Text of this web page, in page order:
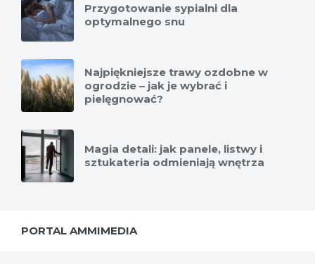
Przygotowanie sypialni dla
optymalnego snu
Najpiękniejsze trawy ozdobne w
ogrodzie – jak je wybrać i
pielęgnować?
Magia detali: jak panele, listwy i
sztukateria odmieniają wnętrza
PORTAL AMMIMEDIA